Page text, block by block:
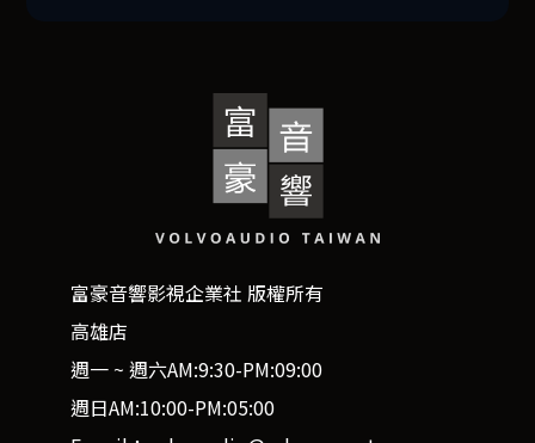
富豪音響影視企業社 版權所有
高雄店
週一 ~ 週六AM:9:30-PM:09:00
週日AM:10:00-PM:05:00